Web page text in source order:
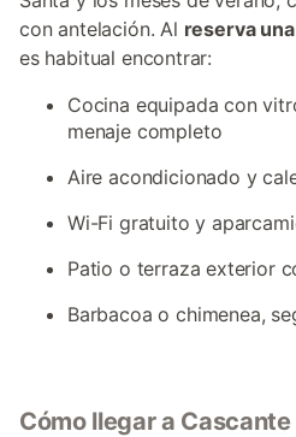
con antelación. Al reserva
es habitual encontrar:
Cocina equipada con
menaje completo
Aire acondicionado y
Wi-Fi gratuito y
Patio o terraza exterior
Barbacoa o chimenea,
Cómo llegar a Cascante